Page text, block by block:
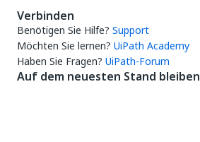
Verbinden
Benötigen Sie Hilfe? Support
Möchten Sie lernen? UiPath Academy
Haben Sie Fragen? UiPath-Forum
Auf dem neuesten Stand bleiben